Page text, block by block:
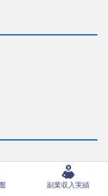
副業収入実績